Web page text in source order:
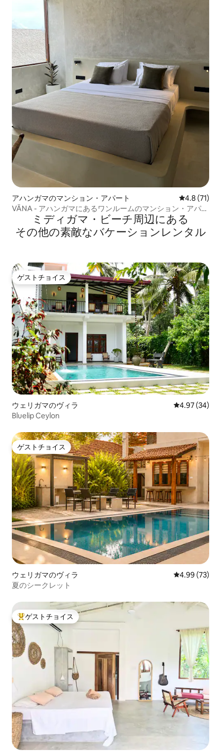
アハンガマのマンション・アパート レビュー71
4.8 (71)
VĀNA - アハンガマにあるワンルームのマンション・アパー
ミディガマ・ビーチ⁠周⁠辺⁠に⁠あ⁠る
そ⁠の⁠他⁠の素⁠敵⁠なバ⁠ケ⁠ー⁠シ⁠ョ⁠ン⁠レ⁠ン⁠タ⁠ル
ゲストチョイス
ゲストチョイス
ウェリガマのヴィラ レビュー34
4.97 (34)
Bluelip Ceylon
ゲストチョイス
ゲストチョイス
ウェリガマのヴィラ レビュー73
4.99 (73)
夏のシークレット
大好評のゲストチョイスです。
ゲストチョイス